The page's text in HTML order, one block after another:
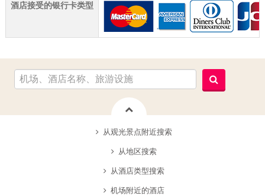
酒店接受的银行卡类型
从观光景点附近搜索
从地区搜索
从酒店类型搜索
机场附近的酒店